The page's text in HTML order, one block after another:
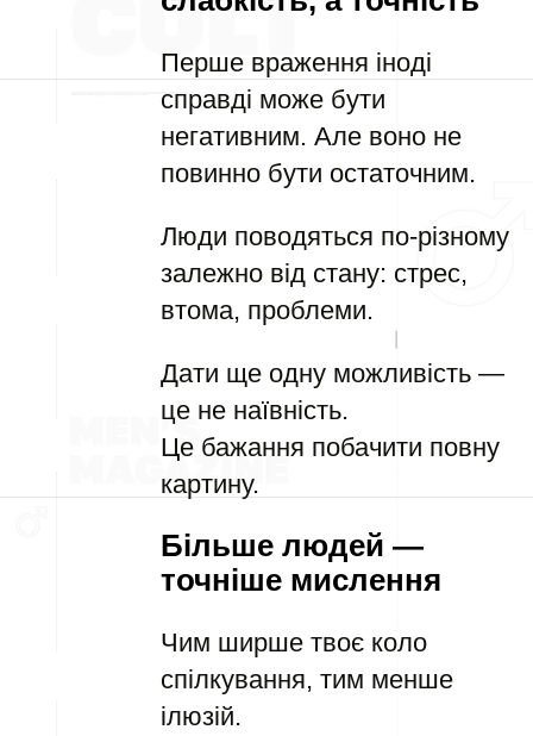
Перше враження іноді
справді може бути
негативним. Але воно не
повинно бути остаточним.
Люди поводяться по-різному
залежно від стану: стрес,
втома, проблеми.
Дати ще одну можливість —
це не наївність.
Це бажання побачити повну
картину.
Більше людей —
точніше мислення
Чим ширше твоє коло
спілкування, тим менше
ілюзій.